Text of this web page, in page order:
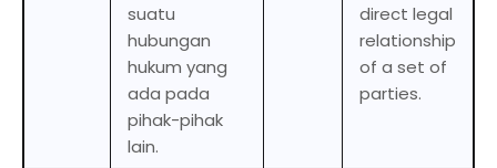
suatu
hubungan
hukum yang
ada pada
pihak-pihak
lain.
direct legal
relationship
of a set of
parties.